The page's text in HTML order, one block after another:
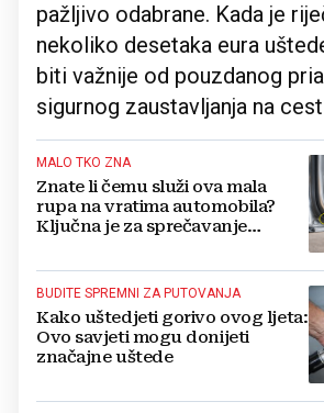
pažljivo odabrane. Kada je
nekoliko desetaka eura
biti važnije od pouzdanog
sigurnog zaustavljanja na
MALO TKO ZNA
Znate li čemu služi ova mala
rupa na vratima automobila?
Ključna je za sprečavanje
BUDITE SPREMNI ZA PUTOVANJA
Kako uštedjeti gorivo ovog ljeta:
Ovo savjeti mogu donijeti
značajne uštede